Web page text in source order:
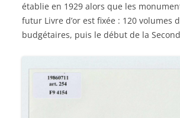
établie en 1929 alors que les
futur Livre d’or est fixée : 120
budgétaires, puis le début de la